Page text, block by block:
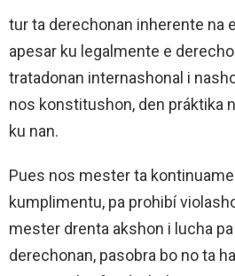
tur ta derechonan inherente na
apesar ku legalmente e
tratadonan internashonal i
nos konstitushon, den práktika
ku nan.
Pues nos mester ta
kumplimentu, pa prohibí
mester drenta akshon i lucha
derechonan, pasobra bo no ta